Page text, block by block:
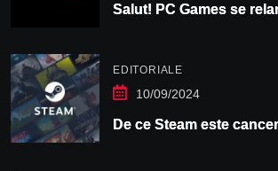
Salut! PC Games se
EDITORIALE
10/09/2024
De ce Steam este